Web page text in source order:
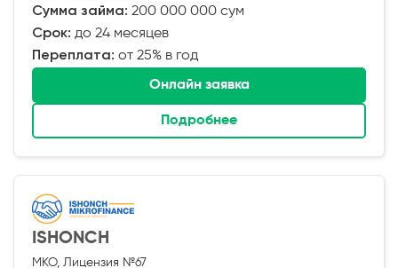
Сумма займа: 200 000 000 сум
Срок: до 24 месяцев
Переплата: от 25% в год
Онлайн заявка
Подробнее
ISHONCH
МКО, Лицензия №67